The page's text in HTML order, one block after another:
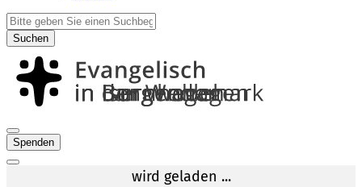
Suchen
Spenden